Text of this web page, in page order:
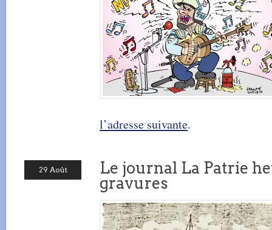
l’adresse suivante.
29 Août
Le journal La Patrie
gravures